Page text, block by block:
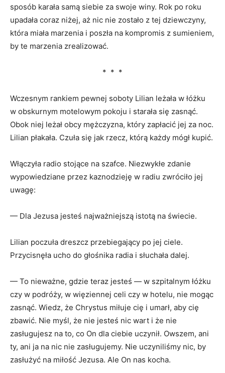
sposób karała samą siebie za swoje winy. Rok po roku
upadała coraz niżej, aż nic nie zostało z tej dziewczyny,
która miała marzenia i poszła na kompromis z sumieniem,
by te marzenia zrealizować.
* * *
Wczesnym rankiem pewnej soboty Lilian leżała w łóżku
w obskurnym motelowym pokoju i starała się zasnąć.
Obok niej leżał obcy mężczyzna, który zapłacić jej za noc.
Lilian płakała. Czuła się jak rzecz, którą każdy mógł kupić.
Włączyła radio stojące na szafce. Niezwykłe zdanie
wypowiedziane przez kaznodzieję w radiu zwróciło jej
uwagę:
— Dla Jezusa jesteś najważniejszą istotą na świecie.
Lilian poczuła dreszcz przebiegający po jej ciele.
Przycisnęła ucho do głośnika radia i słuchała dalej.
— To nieważne, gdzie teraz jesteś — w szpitalnym łóżku
czy w podróży, w więziennej celi czy w hotelu, nie mogąc
zasnąć. Wiedz, że Chrystus miłuje cię i umarł, aby cię
zbawić. Nie myśl, że nie jesteś nic wart i że nie
zasługujesz na to, co On dla ciebie uczynił. Owszem, ani
ty, ani ja na nic nie zasługujemy. Nie uczyniliśmy nic, by
zasłużyć na miłość Jezusa. Ale On nas kocha.